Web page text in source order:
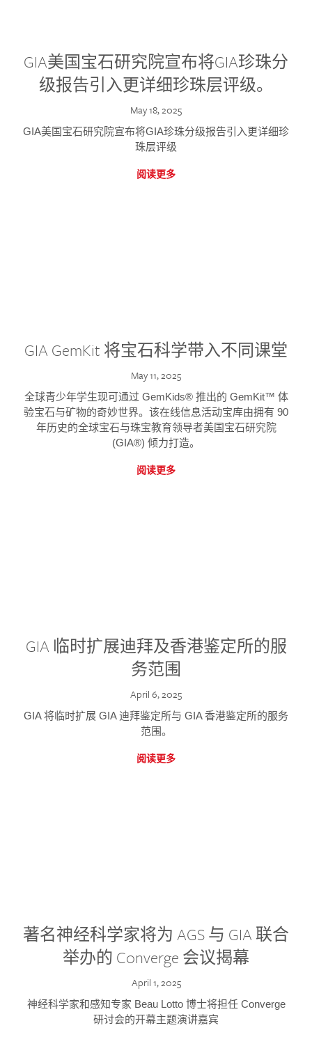
GIA美国宝石研究院宣布将GIA珍珠分
级报告引入更详细珍珠层评级。
May 18, 2025
GIA美国宝石研究院宣布将GIA珍珠分级报告引入更详细珍
珠层评级
阅读更多
GIA GemKit 将宝石科学带入不同课堂
May 11, 2025
全球青少年学生现可通过 GemKids® 推出的 GemKit™ 体
验宝石与矿物的奇妙世界。该在线信息活动宝库由拥有 90
年历史的全球宝石与珠宝教育领导者美国宝石研究院
(GIA®) 倾力打造。
阅读更多
GIA 临时扩展迪拜及香港鉴定所的服
务范围
April 6, 2025
GIA 将临时扩展 GIA 迪拜鉴定所与 GIA 香港鉴定所的服务
范围。
阅读更多
著名神经科学家将为 AGS 与 GIA 联合
举办的 Converge 会议揭幕
April 1, 2025
神经科学家和感知专家 Beau Lotto 博士将担任 Converge
研讨会的开幕主题演讲嘉宾